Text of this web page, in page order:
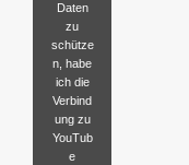
Daten
zu
schütze
n, habe
ich die
Verbind
ung zu
YouTub
e